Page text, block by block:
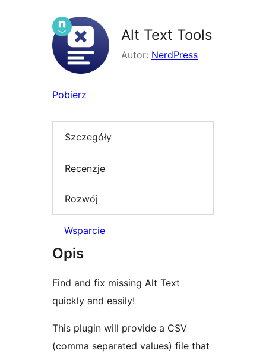
Alt Text Tools
Autor: NerdPress
Pobierz
Szczegóły
Recenzje
Rozwój
Wsparcie
Opis
Find and fix missing Alt Text
quickly and easily!
This plugin will provide a CSV
(comma separated values) file that